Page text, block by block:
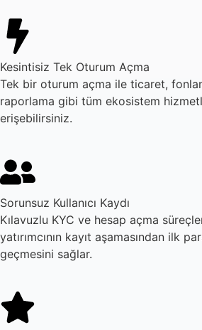
Kesintisiz Tek Oturum Açma
Tek bir oturum açma ile ticaret,
raporlama gibi tüm ekosistem
erişebilirsiniz.
Sorunsuz Kullanıcı Kaydı
Kılavuzlu KYC ve hesap açma
yatırımcının kayıt aşamasından ilk
geçmesini sağlar.